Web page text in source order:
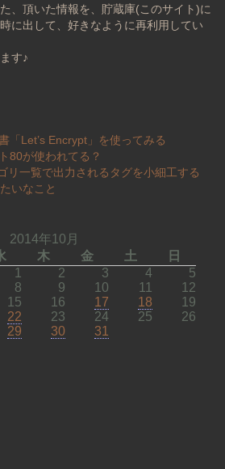
、頂いた情報を、貯蔵庫(このサイト)に
に出して、好きなように再利用してい
す♪
「Let’s Encrypt」を使ってみる
80が使われてる？
リ一覧で出力されるタグを小細工する
いなこと
2014年10月
木 金 土
日
1
2 3 4
5
8 9 10 11
12
15 16 17 18
19
22 23 24 25
26
29 30 31